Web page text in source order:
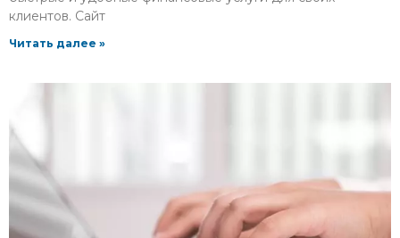
клиентов. Сайт
Читать далее »